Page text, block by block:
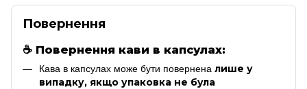
Повернення
☕ Повернення кави в капсулах:
Кава в капсулах може бути повернена лише у
випадку, якщо упаковка не була